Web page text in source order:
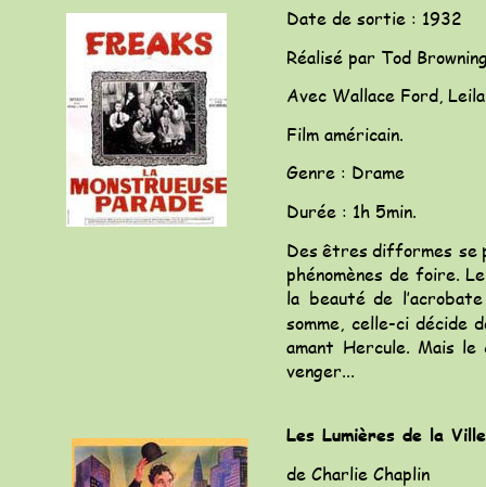
Les Lumières de la Ville
de Charlie Chaplin
Date de sortie : 1932
Réalisé par Tod
Avec Wallace Ford,
Film américain.
Genre : Drame
Durée : 1h 5min.
Des êtres difformes se
phénomènes de foire. Le
la beauté de l’acrobate
somme, celle-ci décide
amant Hercule. Mais le
venger...